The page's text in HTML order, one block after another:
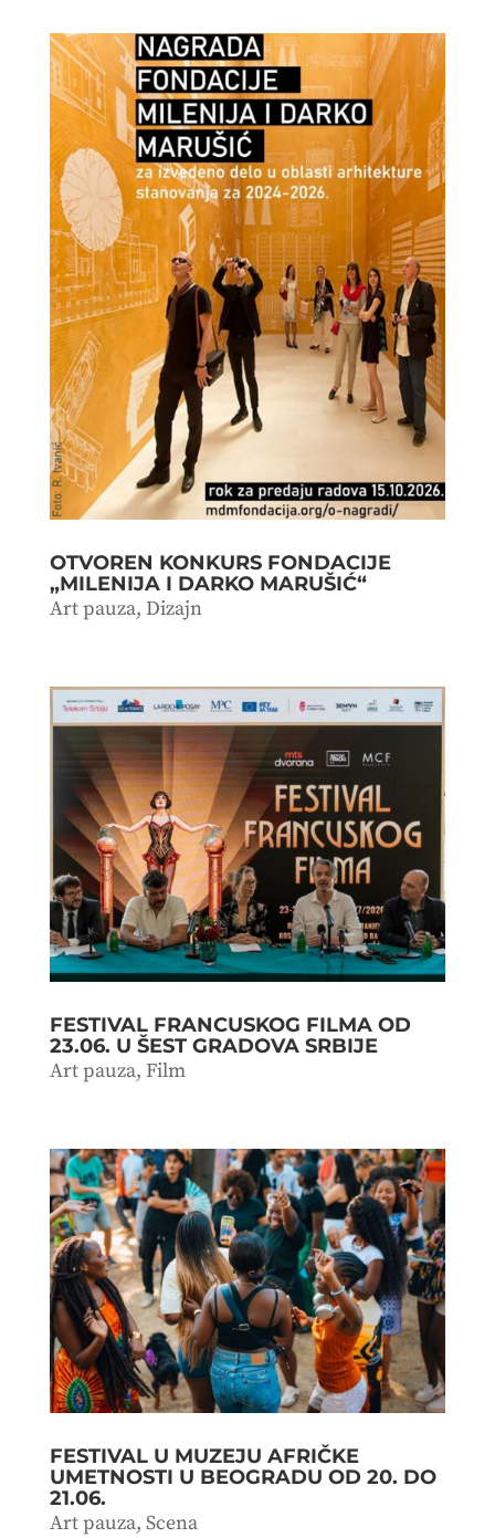
OTVOREN KONKURS FONDACIJE
„MILENIJA I DARKO MARUŠIĆ“
Art pauza, Dizajn
FESTIVAL FRANCUSKOG FILMA OD
23.06. U ŠEST GRADOVA SRBIJE
Art pauza, Film
FESTIVAL U MUZEJU AFRIČKE
UMETNOSTI U BEOGRADU OD 20. DO
21.06.
Art pauza, Scena